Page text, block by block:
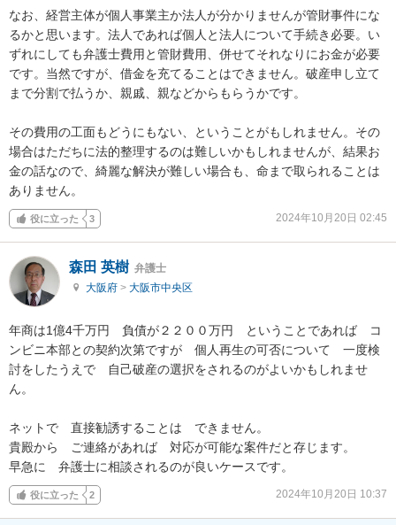
なお、経営主体が個人事業主か法人が分かりませんが管財事件にな
るかと思います。法人であれば個人と法人について手続き必要。い
ずれにしても弁護士費用と管財費用、併せてそれなりにお金が必要
です。当然ですが、借金を充てることはできません。破産申し立て
まで分割で払うか、親戚、親などからもらうかです。
その費用の工面もどうにもない、ということがもしれません。その
場合はただちに法的整理するのは難しいかもしれませんが、結果お
金の話なので、綺麗な解決が難しい場合も、命まで取られることは
ありません。
役に立った 3 2024年10月20日 02:45
森田 英樹 弁護士
大阪府 > 大阪市中央区
年商は1億4千万円　負債が２２００万円　ということであれば　コ
ンビニ本部との契約次第ですが　個人再生の可否について　一度検
討をしたうえで　自己破産の選択をされるのがよいかもしれませ
ん。
ネットで　直接勧誘することは　できません。
貴殿から　ご連絡があれば　対応が可能な案件だと存じます。
早急に　弁護士に相談されるのが良いケースです。
役に立った 2 2024年10月20日 10:37